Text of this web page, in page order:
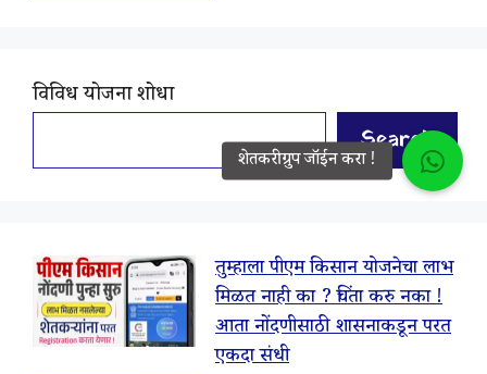
विविध योजना शोधा
Search
तुम्हाला पीएम किसान योजनेचा लाभ
मिळत नाही का ? चिंता करु नका !
आता नोंदणीसाठी शासनाकडून परत
एकदा संधी